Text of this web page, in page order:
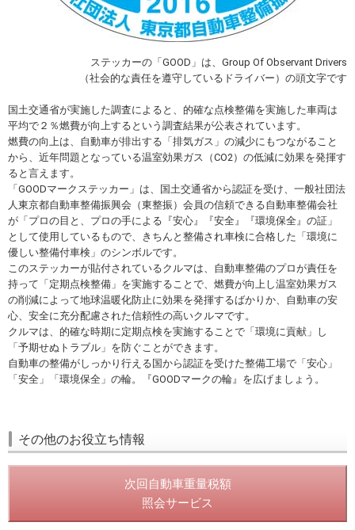
ステッカーの「GOOD」は、Group Of Observant Drivers
（社会的な責任を遵守しているドライバー）の頭文字です
国土交通省が実施した調査によると、的確な点検整備を実施した車両は
平均で２％燃費が向上するという調査結果が公表されています。
燃費の向上は、自動車が排出する「排気ガス」の減少にもつながること
から、近年問題となっている温室効果ガス（CO2）の低減に効果を発揮す
ると言えます。
「GOODマークステッカー」は、国土交通省から認証を受け、一般社団法
人東京都自動車整備振興会（東整振）会員の信頼できる自動車整備会社
が「プロの目と、プロの手による『安心』『安全』『環境保全』の証」
として使用しているもので、きちんと整備され車検に合格した「環境に
優しい整備付車検」のシンボルです。
このステッカーが貼付されているクルマは、自動車整備のプロが責任を
持って「定期点検整備」を実施することで、燃費が向上し温室効果ガス
の削減によって地球温暖化防止に効果を発揮するばかりか、自動車の安
心、安全に充分配慮された信頼性の高いクルマです。
クルマは、的確な時期に定期点検を実施することで「環境に貢献」し
「予期せぬトラブル」を防ぐことができます。
自動車の整備がしっかり行える国から認証を受けた整備工場で「安心」
「安全」「環境保全」の輪。『GOODマークの輪』を広げましょう。
その他のお役立ち情報
次回自動車重量税額
照会サービス